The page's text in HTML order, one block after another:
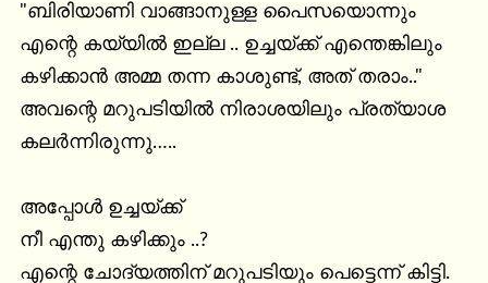
"ബിരിയാണി വാങ്ങാനുള്ള പൈസയൊന്നും
എന്റെ കയ്യിൽ ഇല്ല .. ഉച്ചയ്ക്ക് എന്തെങ്കിലും
കഴിക്കാൻ അമ്മ തന്ന കാശുണ്ട്, അത് തരാം.."
അവന്റെ മറുപടിയിൽ നിരാശയിലും പ്രത്യാശ
കലർന്നിരുന്നു…..
അപ്പോൾ ഉച്ചയ്ക്ക്
നീ എന്തു കഴിക്കും ..?
എന്റെ ചോദ്യത്തിന് മറുപടിയും പെട്ടെന്ന് കിട്ടി.